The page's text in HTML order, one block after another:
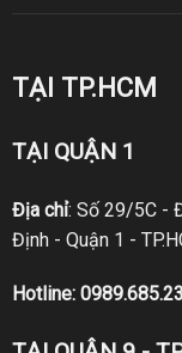
TẠI TP.HCM
TẠI QUẬN 1
Địa chỉ: Số 29/5C -
Định - Quận 1 -
Hotline: